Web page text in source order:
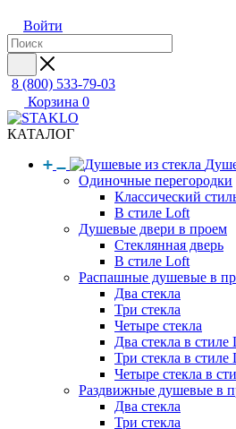
Войти
8 (800) 533-79-03
Корзина 0
КАТАЛОГ
Одиночные перегородки
Классический
В стиле Loft
Душевые двери в проем
Стеклянная дверь
В стиле Loft
Распашные душевые в
Два стекла
Три стекла
Четыре стекла
Два стекла в стиле
Три стекла в стиле
Четыре стекла в
Раздвижные душевые в
Два стекла
Три стекла